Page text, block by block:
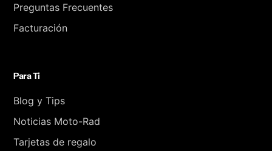
Preguntas Frecuentes
Facturación
Para Ti
Blog y Tips
Noticias Moto-Rad
Tarjetas de regalo